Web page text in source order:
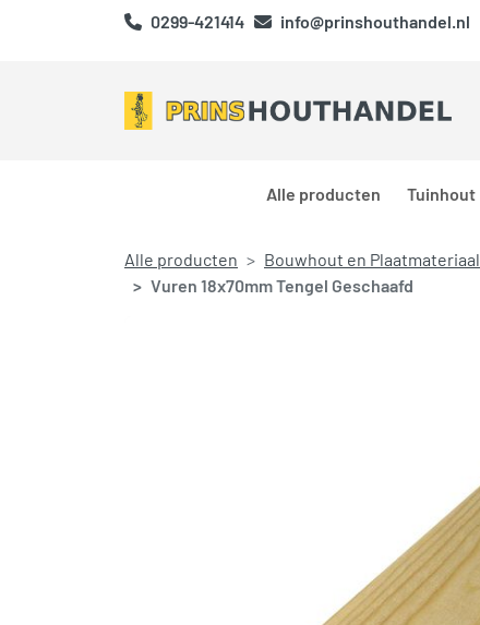
0299-421414 info@prinshouthandel.nl
Alle producten Tuinhout
Alle producten Bouwhout en Plaatmateriaal
Vuren 18x70mm Tengel Geschaafd